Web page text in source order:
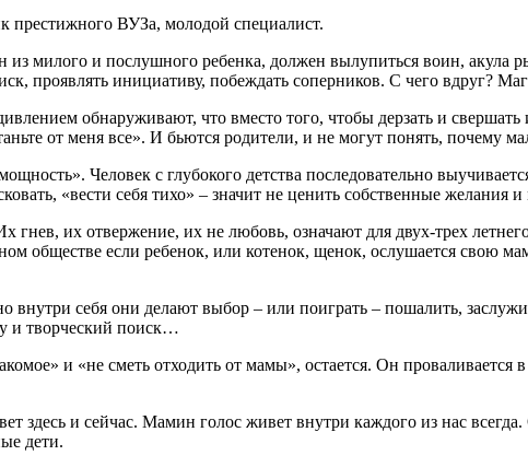
престижного ВУЗа, молодой специалист.
из милого и послушного ребенка, должен вылупиться воин,
проявлять инициативу, побеждать соперников. С чего вдруг?
обнаруживают, что вместо того, чтобы дерзать и
от меня все». И бьются родители, и не могут понять, почему
Человек с глубокого детства последовательно
«вести себя тихо» – значит не ценить собственные желания
их отвержение, их не любовь, означают для двух-трех
обществе если ребенок, или котенок, щенок, ослушается свою
внутри себя они делают выбор – или поиграть – пошалить,
и творческий поиск…
и «не сметь отходить от мамы», остается. Он
здесь и сейчас. Мамин голос живет внутри каждого из нас
дети.